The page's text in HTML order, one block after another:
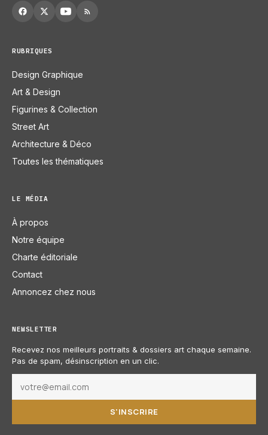
RUBRIQUES
Design Graphique
Art & Design
Figurines & Collection
Street Art
Architecture & Déco
Toutes les thématiques
LE MÉDIA
À propos
Notre équipe
Charte éditoriale
Contact
Annoncez chez nous
NEWSLETTER
Recevez nos meilleurs portraits & dossiers art chaque semaine.
Pas de spam, désinscription en un clic.
S'INSCRIRE